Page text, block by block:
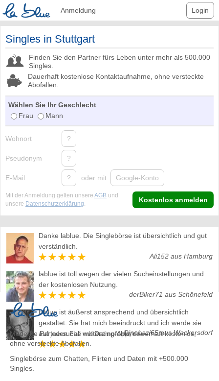
Anmeldung Login
Singles in Stuttgart
Finden Sie den Partner fürs Leben unter mehr als 500.000
Singles.
Dauerhaft kostenlose Kontaktaufnahme, ohne versteckte
Abofallen.
Wählen Sie Ihr Geschlecht
Frau
Mann
Wohnort ?
Pseudonym ?
E-Mail ? oder mit Google-Konto
Mit der Anmeldung gelten unsere AGB und
unsere Datenschutzerklärung. Kostenlos anmelden
Danke lablue. Die Singlebörse ist übersichtlich und gut
verständlich.
Ali152 aus Hamburg
lablue ist toll wegen der vielen Sucheinstellungen und
der kostenlosen Nutzung.
derBiker71 aus Schönefeld
lablue ist äußerst ansprechend und übersichtlich
gestaltet. Sie hat mich beeindruckt und ich werde sie
auf jeden Fall weiterempfehlen.Dinobazi65 aus Wackersdorf
Moderne Partnersuche mit Dating-App, dauerhaft kostenlos,
ohne versteckte Abofallen.
Singlebörse zum Chatten, Flirten und Daten mit +500.000
Singles.